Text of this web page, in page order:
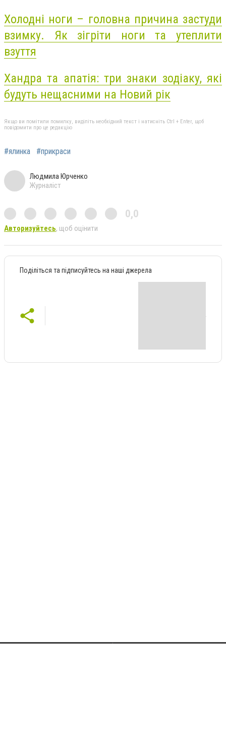
Холодні ноги – головна причина застуди
взимку. Як зігріти ноги та утеплити
взуття
Хандра та апатія: три знаки зодіаку, які
будуть нещасними на Новий рік
Якщо ви помітили помилку, виділіть необхідний текст і натисніть Ctrl + Enter, щоб
повідомити про це редакцію
#ялинка #прикраси
Людмила Юрченко
Журналіст
0,0
Авторизуйтесь, щоб оцінити
Поділіться та підписуйтесь на наші джерела